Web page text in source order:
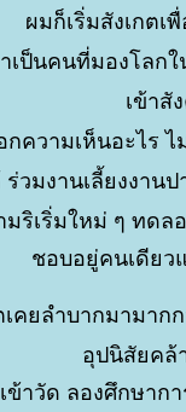
ผมก็เริ่มสังเกต
าเป็นคนที่มองโลก
เข้าสั
ความเห็นอะไร
ร่วมงานเลี้ยงงา
ริเริ่มใหม่ ๆ ทดล
ชอบอยู่คนเดียว
คยลำบากมามาก
อุปนิสัยคล้
ข้าวัด ลองศึกษา